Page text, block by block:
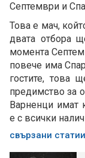
Септември и
Това е мач,
двата отбора
момента
повече има
гостите, това
предимство за
Варненци имат
е с всички
свързани статии